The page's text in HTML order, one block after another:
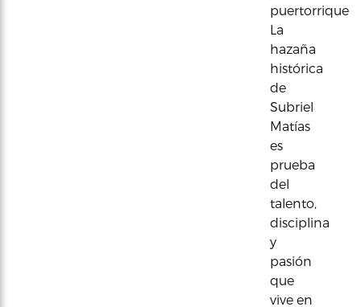
La
hazaña
histórica
de
Subriel
Matías
es
prueba
del
talento,
disciplina
y
pasión
que
vive en